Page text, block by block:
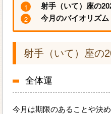
射手（いて）座の
今月のバイオリズム
射手（いて）座の
全体運
今月は期限のあることや決